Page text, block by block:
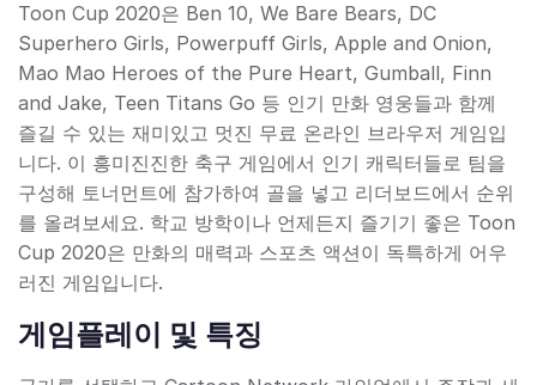
Toon Cup 2020은 Ben 10, We Bare Bears, DC
Superhero Girls, Powerpuff Girls, Apple and Onion,
Mao Mao Heroes of the Pure Heart, Gumball, Finn
and Jake, Teen Titans Go 등 인기 만화 영웅들과 함께
즐길 수 있는 재미있고 멋진 무료 온라인 브라우저 게임입
니다. 이 흥미진진한 축구 게임에서 인기 캐릭터들로 팀을
구성해 토너먼트에 참가하여 골을 넣고 리더보드에서 순위
를 올려보세요. 학교 방학이나 언제든지 즐기기 좋은 Toon
Cup 2020은 만화의 매력과 스포츠 액션이 독특하게 어우
러진 게임입니다.
게임플레이 및 특징